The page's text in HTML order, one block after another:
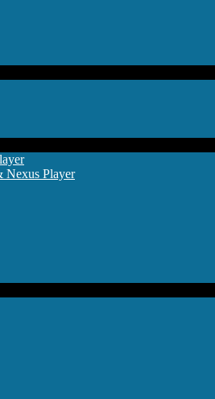
Nexus Player